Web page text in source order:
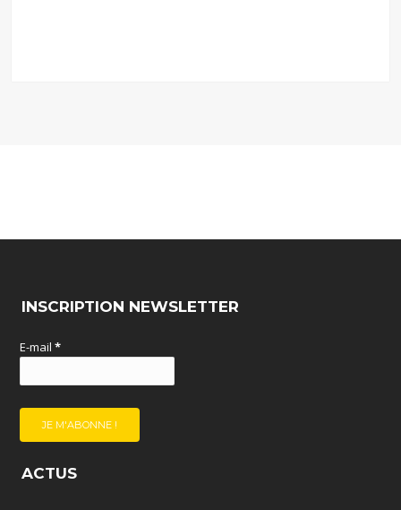
INSCRIPTION NEWSLETTER
E-mail*
ACTUS